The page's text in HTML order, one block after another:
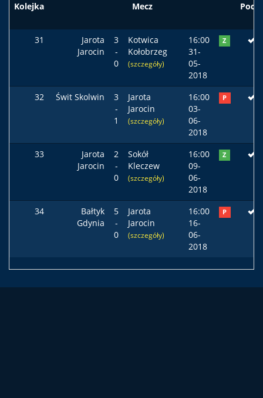
Kolejka Mecz Podst
31
Jarota
Jarocin
3
-
0
Kotwica
Kołobrzeg
(szczegóły)
16:00
31-
05-
2018
Z
32 Świt Skolwin
3
-
1
Jarota
Jarocin
(szczegóły)
16:00
03-
06-
2018
P
33
Jarota
Jarocin
2
-
0
Sokół
Kleczew
(szczegóły)
16:00
09-
06-
2018
Z
34
Bałtyk
Gdynia
5
-
0
Jarota
Jarocin
(szczegóły)
16:00
16-
06-
2018
P